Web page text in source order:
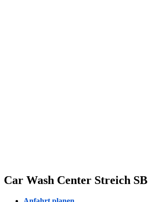
Car Wash Center Streich SB